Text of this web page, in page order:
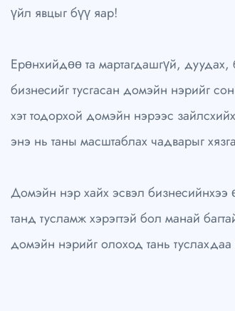
үйл явцыг бүү яар!
Ерөнхийдөө та мартагдашгүй,
бизнесийг тусгасан домэйн нэрийг
хэт тодорхой домэйн нэрээс
энэ нь таны масштаблах чадварыг
Домэйн нэр хайх эсвэл
танд тусламж хэрэгтэй бол манай
домэйн нэрийг олоход тань